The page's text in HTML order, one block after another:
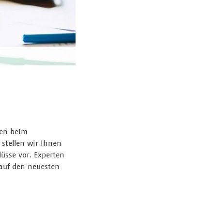
beim
stellen wir Ihnen
vor. Experten
den neuesten